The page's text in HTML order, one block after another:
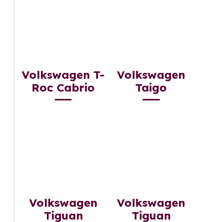
Volkswagen T-
Roc Cabrio
Volkswagen
Taigo
Volkswagen
Tiguan
Volkswagen
Tiguan